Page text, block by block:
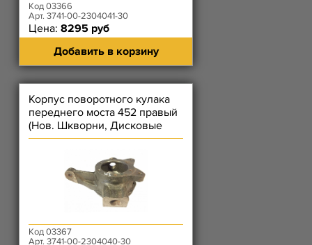
Код 03366
Арт. 3741-00-2304041-30
Цена: 8295 руб
Добавить в корзину
Корпус поворотного кулака
переднего моста 452 правый
(Нов. Шкворни, Дисковые
Тормоза, Без рычага ПК)
Код 03367
Арт. 3741-00-2304040-30